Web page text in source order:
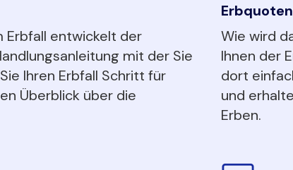
Erbfall entwickelt der
mit der Sie
Ihren Erbfall Schritt für
Überblick über die
Wie wird
Ihnen der
dort
und
Erben.